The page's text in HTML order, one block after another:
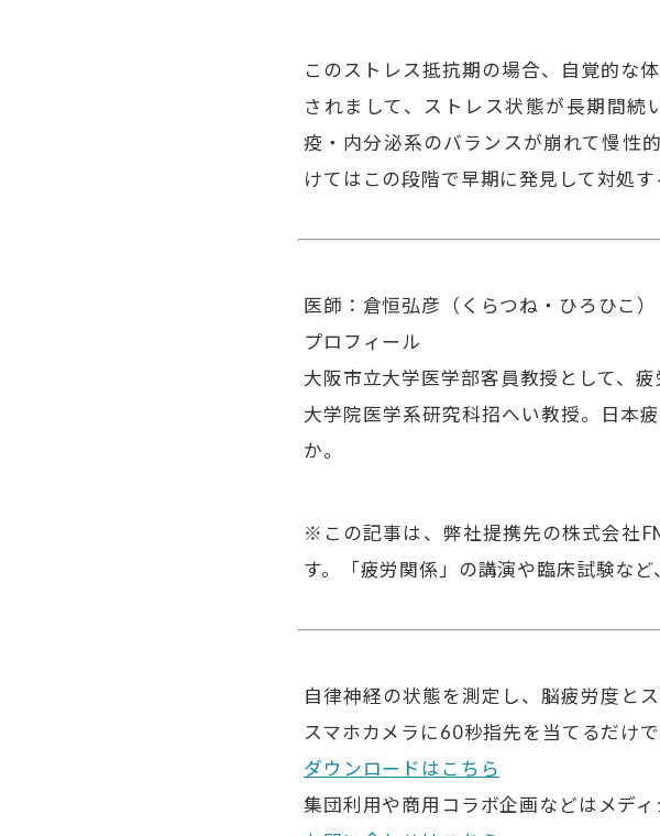
このストレス抵抗期の場合、自覚的な
されまして、ストレス状態が長期間
疫・内分泌系のバランスが崩れて慢性
けてはこの段階で早期に発見して対処す
医師：倉恒弘彦（くらつね・ひろひこ）
プロフィール
大阪市立大学医学部客員教授として、
大学院医学系研究科招へい教授。日本
か。
※この記事は、弊社提携先の株式会社
す。「疲労関係」の講演や臨床試験な
自律神経の状態を測定し、脳疲労度と
スマホカメラに60秒指先を当てるだけ
ダウンロードはこちら
集団利用や商用コラボ企画などはメデ